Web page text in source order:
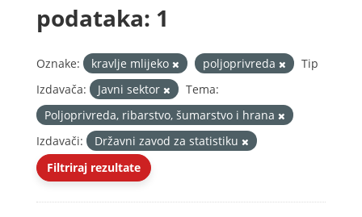
podataka: 1
Oznake: kravlje mlijeko poljoprivreda
Tip
Izdavača:
Javni sektor
Tema:
Poljoprivreda, ribarstvo, šumarstvo i hrana
Izdavači:
Državni zavod za statistiku
Filtriraj rezultate